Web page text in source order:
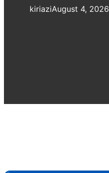
kiriaziAugust 4, 2026